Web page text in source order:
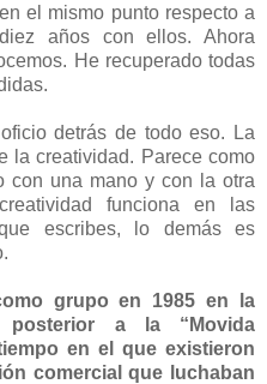
el mismo punto respecto a
años con ellos. Ahora
He recuperado todas
detrás de todo eso. La
la creatividad. Parece como
con una mano y con la otra
funciona en las
escribes, lo demás es
grupo en 1985 en la
posterior a la “Movida
en el que existieron
comercial que luchaban